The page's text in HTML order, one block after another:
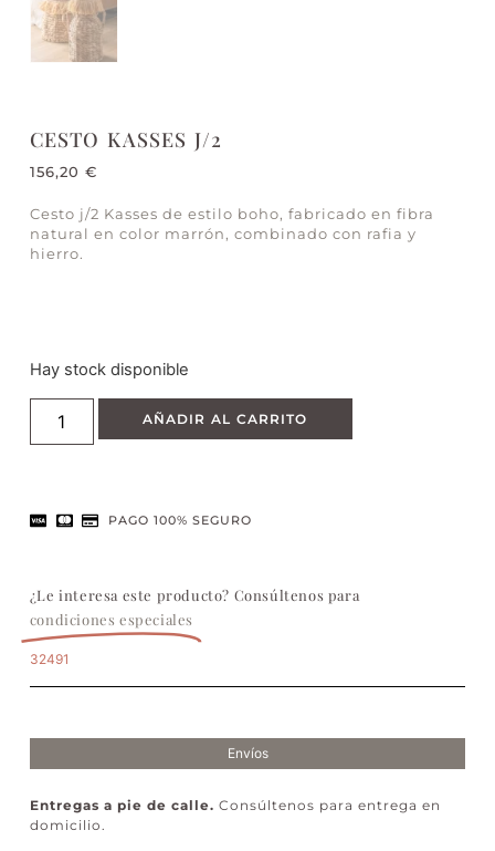
CESTO KASSES J/2
156,20 €
Cesto j/2 Kasses de estilo boho, fabricado en fibra
natural en color marrón, combinado con rafia y
hierro.
Hay stock disponible
AÑADIR AL CARRITO
PAGO 100% SEGURO
¿Le interesa este producto? Consúltenos para
condiciones especiales
32491
Envíos
Entregas a pie de calle. Consúltenos para entrega en
domicilio.